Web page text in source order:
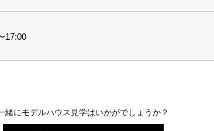
17:00
緒にモデルハウス見学はいかがでしょうか？